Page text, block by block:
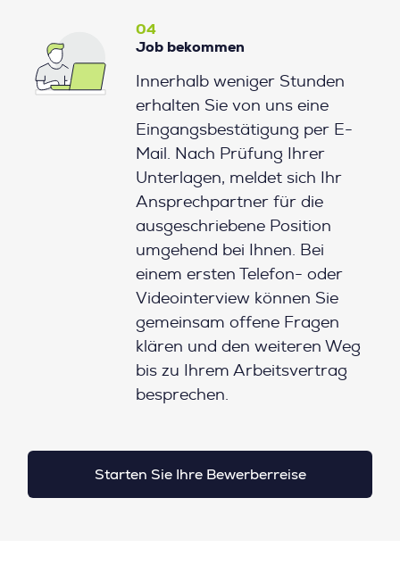
04
Job bekommen
Innerhalb weniger Stunden
erhalten Sie von uns eine
Eingangsbestätigung per E-
Mail. Nach Prüfung Ihrer
Unterlagen, meldet sich Ihr
Ansprechpartner für die
ausgeschriebene Position
umgehend bei Ihnen. Bei
einem ersten Telefon- oder
Videointerview können Sie
gemeinsam offene Fragen
klären und den weiteren Weg
bis zu Ihrem Arbeitsvertrag
besprechen.
Starten Sie Ihre Bewerberreise